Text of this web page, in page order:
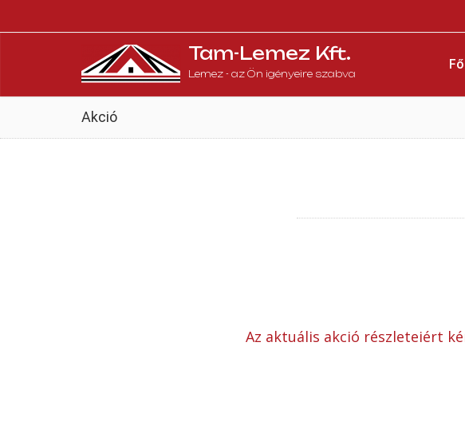
Tam-Lemez Kft.
Lemez - az Ön igényeire szabva
Akció
Az aktuális akció részleteiért